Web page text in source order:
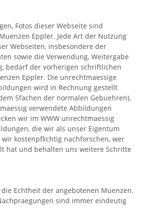
Fotos dieser Webseite sind
Eppler. Jede Art der Nutzung
Webseiten, insbesondere der
sowie die Verwendung, Weitergabe
bedarf der vorherigen schriftlichen
Eppler. Die unrechtmaessige
wird in Rechnung gestellt
5fachen der normalen Gebuehren).
verwendete Abbildungen
wir im WWW unrechtmaessig
die wir als unser Eigentum
kostenpflichtig nachforschen, wer
hat und behalten uns weitere Schritte
Echtheit der angebotenen Muenzen.
sind immer eindeutig